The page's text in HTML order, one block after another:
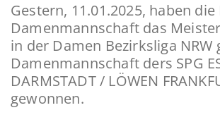
Gestern, 11.01.2025, haben die
Damenmannschaft das
in der Damen Bezirksliga NRW
Damenmannschaft ders SPG
DARMSTADT / LÖWEN
gewonnen.